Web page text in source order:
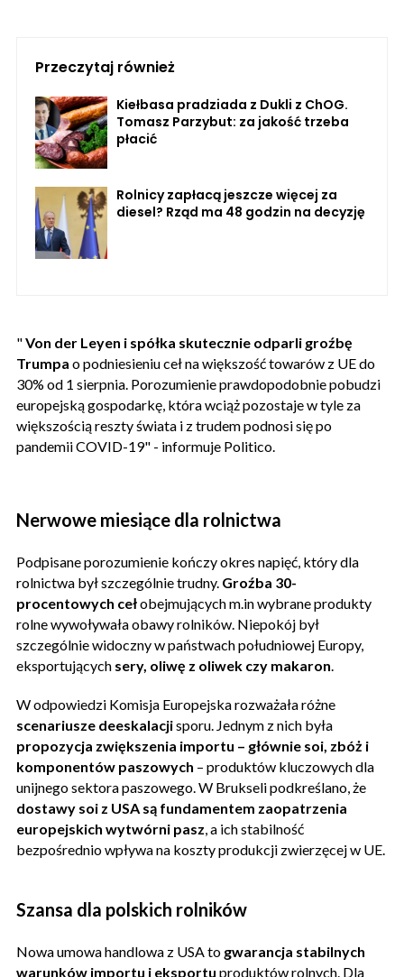
Przeczytaj również
Kiełbasa pradziada z Dukli z ChOG.
Tomasz Parzybut: za jakość trzeba
płacić
Rolnicy zapłacą jeszcze więcej za
diesel? Rząd ma 48 godzin na decyzję
"Von der Leyen i spółka skutecznie odparli groźbę
Trumpa o podniesieniu ceł na większość towarów z UE do
30% od 1 sierpnia. Porozumienie prawdopodobnie pobudzi
europejską gospodarkę, która wciąż pozostaje w tyle za
większością reszty świata i z trudem podnosi się po
pandemii COVID-19" - informuje Politico.
Nerwowe miesiące dla rolnictwa
Podpisane porozumienie kończy okres napięć, który dla
rolnictwa był szczególnie trudny. Groźba 30-
procentowych cełobejmujących m.in wybrane produkty
rolne wywoływała obawy rolników. Niepokój był
szczególnie widoczny w państwach południowej Europy,
eksportujących sery, oliwę z oliwek czy makaron.
W odpowiedzi Komisja Europejska rozważała różne
scenariusze deeskalacjisporu. Jednym z nich była
propozycja zwiększenia importu – głównie soi, zbóż i
komponentów paszowych – produktów kluczowych dla
unijnego sektora paszowego. W Brukseli podkreślano, że
dostawy soi z USA są fundamentem zaopatrzenia
europejskich wytwórni pasz, a ich stabilność
bezpośrednio wpływa na koszty produkcji zwierzęcej w UE.
Szansa dla polskich rolników
Nowa umowa handlowa z USA to gwarancja stabilnych
warunków importu i eksportu produktów rolnych. Dla